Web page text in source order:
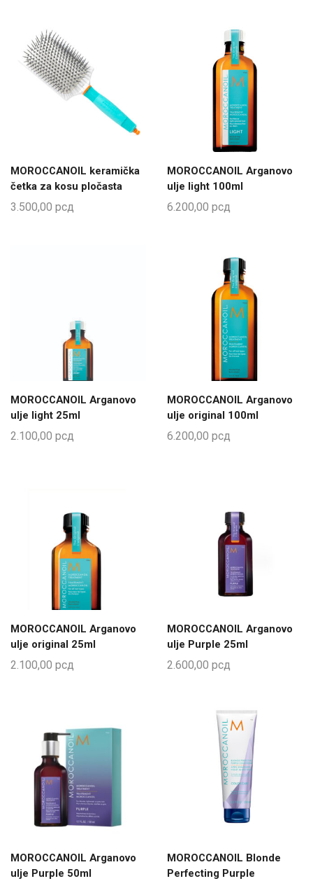
MOROCCANOIL keramička
četka za kosu pločasta
3.500,00 рсд
MOROCCANOIL Arganovo
ulje light 100ml
6.200,00 рсд
MOROCCANOIL Arganovo
ulje light 25ml
2.100,00 рсд
MOROCCANOIL Arganovo
ulje original 100ml
6.200,00 рсд
MOROCCANOIL Arganovo
ulje original 25ml
2.100,00 рсд
MOROCCANOIL Arganovo
ulje Purple 25ml
2.600,00 рсд
MOROCCANOIL Arganovo
ulje Purple 50ml
MOROCCANOIL Blonde
Perfecting Purple